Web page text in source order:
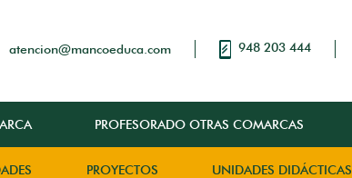
atencion@mancoeduca.com 948 203 444
PROFESORADO OTRAS COMARCAS
PROYECTOS UNIDADES DIDÁCTICAS